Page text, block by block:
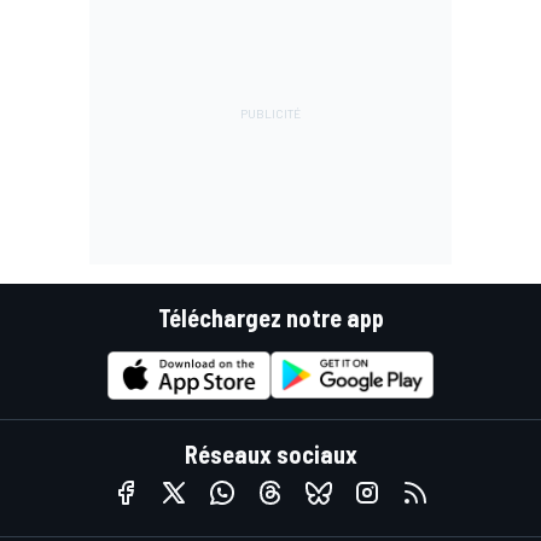
Téléchargez notre app
Réseaux sociaux